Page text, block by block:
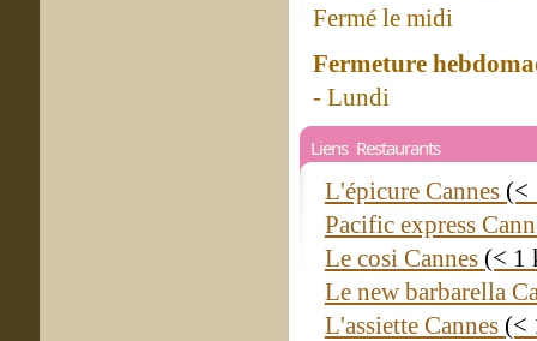
Fermé le midi
Fermeture
- Lundi
Liens Restaurants
L'épicure Cannes (<
Pacific express
Le cosi Cannes (< 1
Le new barbarella
L'assiette Cannes (<